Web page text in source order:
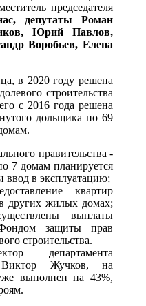
председателя
депутаты Роман
Юрий Павлов,
Воробьев, Елена
в 2020 году решена
строительства
с 2016 года решена
дольщика по 69
правительства -
7 домам планируется
ввод в эксплуатацию;
квартир
других жилых домах;
выплаты
защиты прав
строительства.
департамента
Виктор Жучков, на
выполнен на 43%,